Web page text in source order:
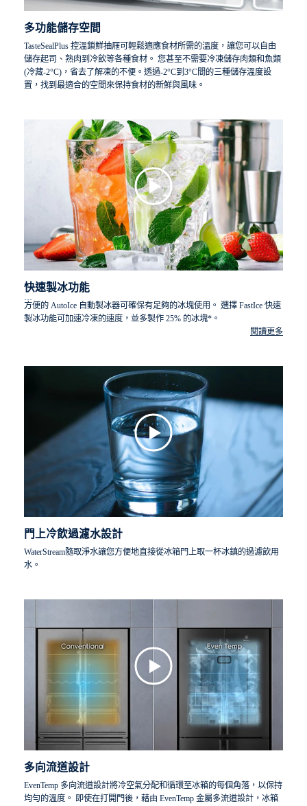
多功能儲存空間
TasteSealPlus 控溫鎖鮮抽屜可輕鬆適應食材所需的溫度，讓您可以自由
儲存起司、熟肉到冷飲等各種食材。 您甚至不需要冷凍儲存肉類和魚類
(冷藏-2°C)，省去了解凍的不便。透過-2°C到3°C間的三種儲存溫度設
置，找到最適合的空間來保持食材的新鮮與風味。
快速製冰功能
方便的 AutoIce 自動製冰器可確保有足夠的冰塊使用。 選擇 FastIce 快速
製冰功能可加速冷凍的速度，並多製作 25% 的冰塊*。
閱讀更多
門上冷飲過濾水設計
WaterStream隨取淨水讓您方便地直接從冰箱門上取一杯冰鎮的過濾飲用
水。
多向流道設計
EvenTemp 多向流道設計將冷空氣分配和循環至冰箱的每個角落，以保持
均勻的溫度。 即使在打開門後，藉由 EvenTemp 金屬多流道設計，冰箱